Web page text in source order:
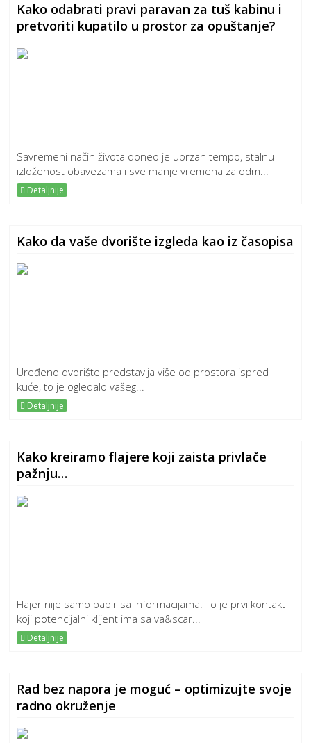
Kako odabrati pravi paravan za tuš kabinu i
pretvoriti kupatilo u prostor za opuštanje?
Savremeni način života doneo je ubrzan tempo, stalnu
izloženost obavezama i sve manje vremena za odm...
Detaljnije
Kako da vaše dvorište izgleda kao iz časopisa
Uređeno dvorište predstavlja više od prostora ispred
kuće, to je ogledalo vašeg...
Detaljnije
Kako kreiramo flajere koji zaista privlače
pažnju…
Flajer nije samo papir sa informacijama. To je prvi kontakt
koji potencijalni klijent ima sa va&scar...
Detaljnije
Rad bez napora je moguć – optimizujte svoje
radno okruženje